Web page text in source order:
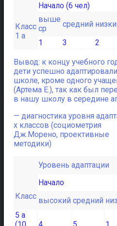
Класс
1 а
Начало (6 чел)
выше
ср
средний
1
3 2
Вывод: к концу учебного
дети успешно
школе, кроме одного
(Артема Е.), так как был
в нашу школу в середине
— диагностика уровня
х классов (социометрия
Дж.Морено, проективные
методики)
Класс
Уровень адаптации
Начало
высокий средний
5 а